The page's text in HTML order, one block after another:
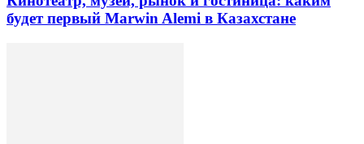
будет первый Marwin Alemi в Казахстане